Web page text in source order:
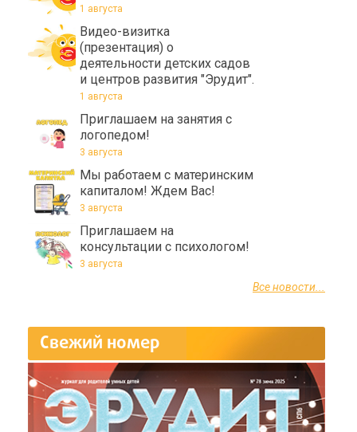
1 августа
Видео-визитка
(презентация) о
деятельности детских садов
и центров развития "Эрудит".
1 августа
Приглашаем на занятия с
логопедом!
3 августа
Мы работаем с материнским
капиталом! Ждем Вас!
3 августа
Приглашаем на
консультации с психологом!
3 августа
Все новости...
Свежий номер